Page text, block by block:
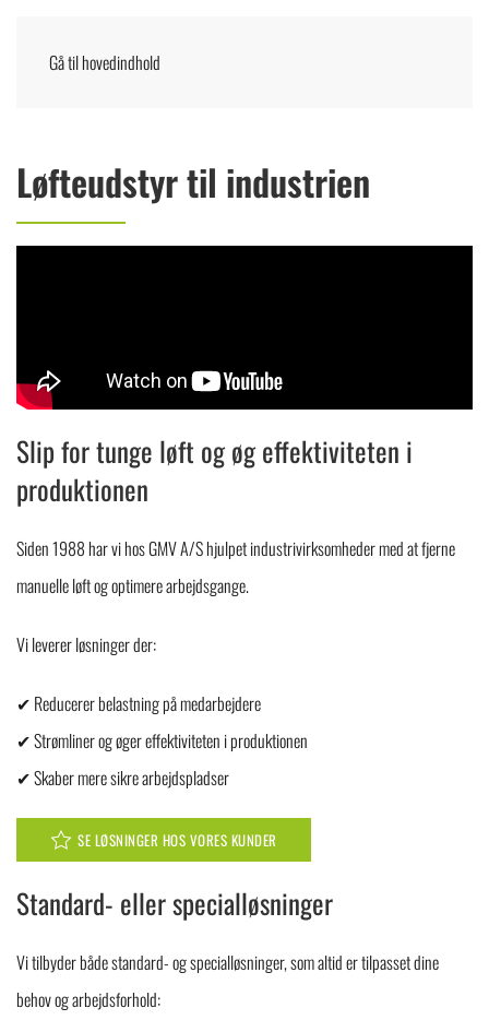
Gå til hovedindhold
Løfteudstyr til industrien
Slip for tunge løft og øg effektiviteten i
produktionen
Siden 1988 har vi hos GMV A/S hjulpet industrivirksomheder med at fjerne
manuelle løft og optimere arbejdsgange.
Vi leverer løsninger der:
✔ Reducerer belastning på medarbejdere
✔ Strømliner og øger effektiviteten i produktionen
✔ Skaber mere sikre arbejdspladser
SE LØSNINGER HOS VORES KUNDER
Standard- eller specialløsninger
Vi tilbyder både standard- og specialløsninger, som altid er tilpasset dine
behov og arbejdsforhold: